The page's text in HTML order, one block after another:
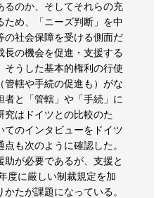
るのか、そしてそれらの充
ため、「ニーズ判断」を中
の社会保障を受ける側面だ
長の機会を促進・支援する
そうした基本的権利の行使
管轄や手続の促進も）がな
者と「管轄」や「手続」に
究はドイツとの比較のた
てのインタビューをドイツ
も次のように確認した。
助が必要であるが、支援と
度に厳しい制裁規定を加
たが課題になっている。